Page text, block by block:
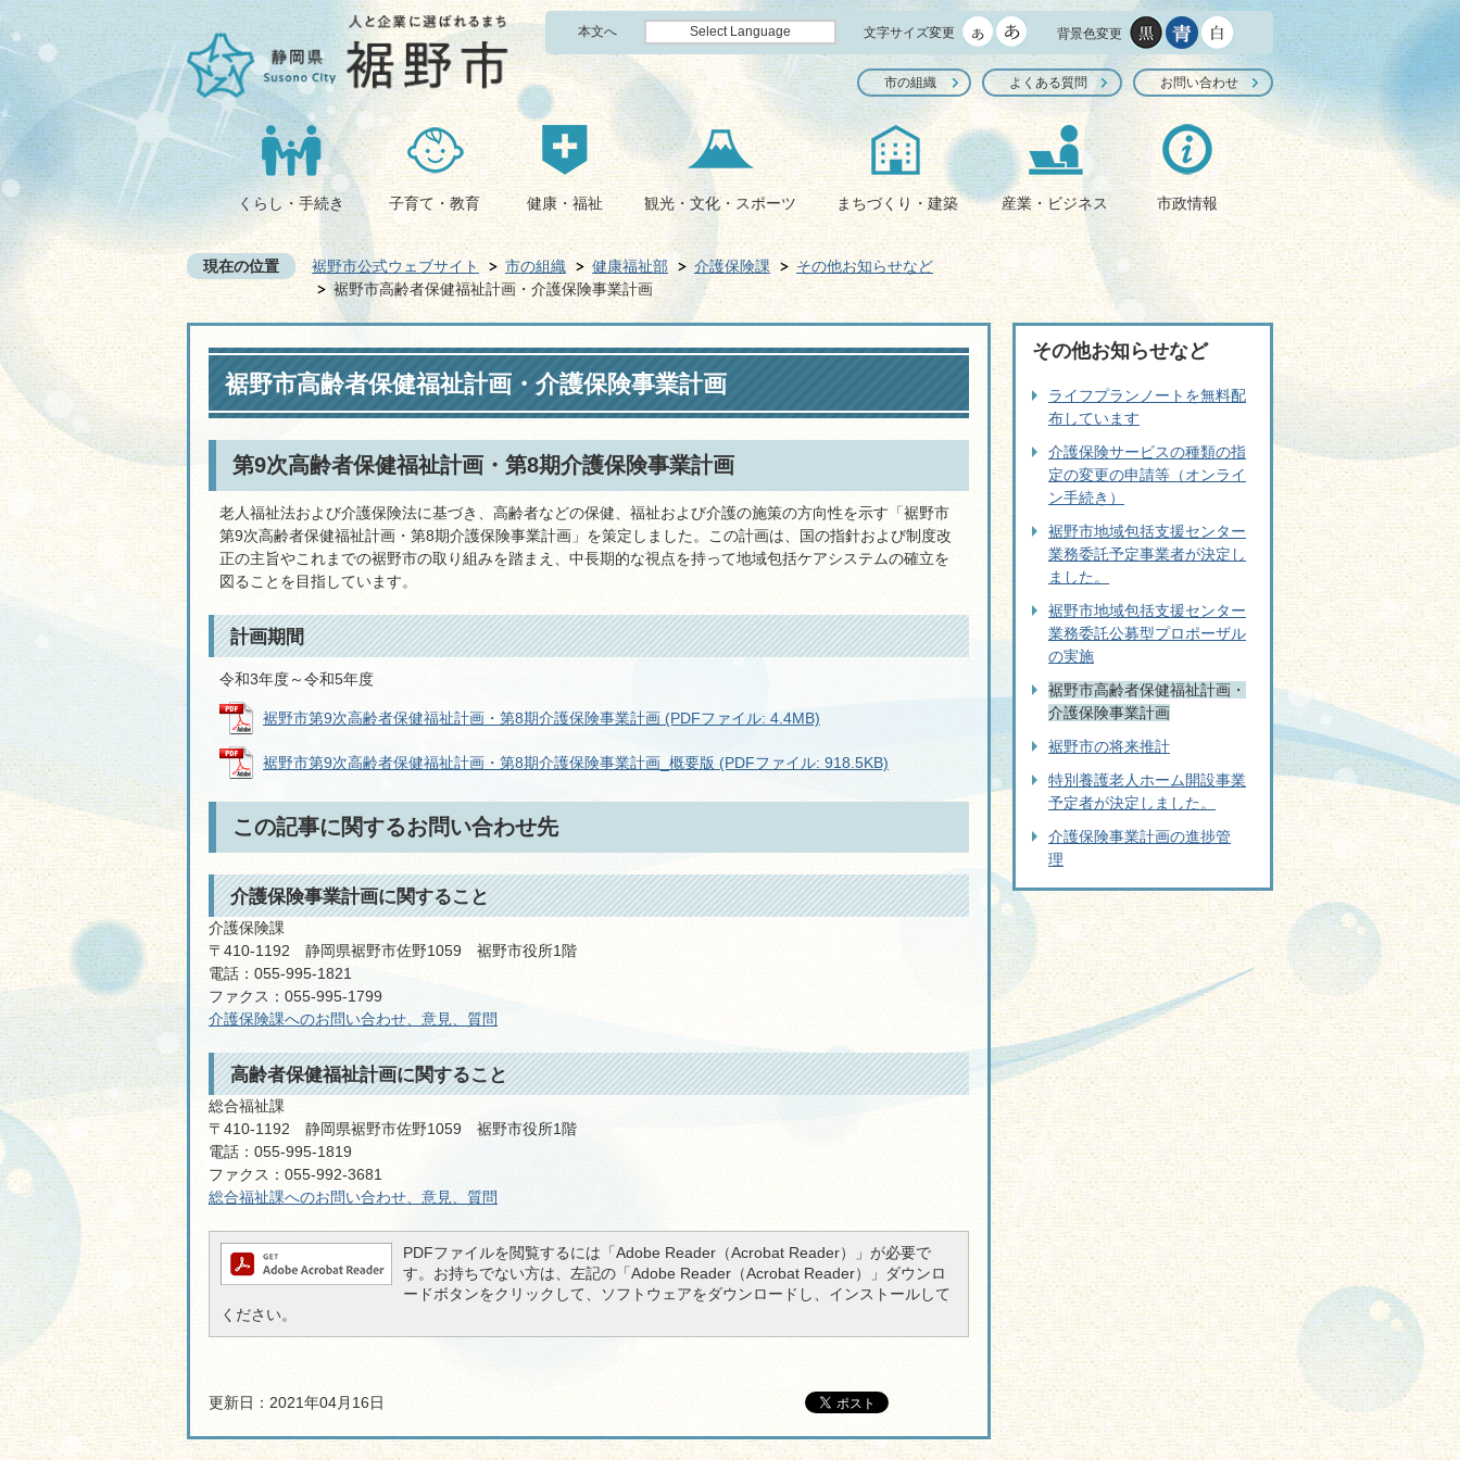
本文へ Select Language 文字サイズ変更 背景色変更
市の組織 よくある質問 お問い合わせ
くらし・手続き 子育て・教育 健康・福祉 観光・文化・スポーツ まちづくり・建築 産業・ビジネス 市政情報
現在の位置 裾野市公式ウェブサイト 市の組織 健康福祉部 介護保険課
その他お知らせなど
裾野市高齢者保健福祉計画・介護保険事業計画
裾野市高齢者保健福祉計画・介護保険事業計画
第9次高齢者保健福祉計画・第8期介護保険事業計画
老人福祉法および介護保険法に基づき、高齢者などの保健、福祉および介護の施策の方向性を示す「裾野市
第9次高齢者保健福祉計画・第8期介護保険事業計画」を策定しました。この計画は、国の指針および制度改
正の主旨やこれまでの裾野市の取り組みを踏まえ、中長期的な視点を持って地域包括ケアシステムの確立を
図ることを目指しています。
計画期間
令和3年度～令和5年度
裾野市第9次高齢者保健福祉計画・第8期介護保険事業計画 (PDFファイル: 4.4MB)
裾野市第9次高齢者保健福祉計画・第8期介護保険事業計画_概要版 (PDFファイル: 918.5KB)
この記事に関するお問い合わせ先
介護保険事業計画に関すること
介護保険課
〒410-1192 静岡県裾野市佐野1059 裾野市役所1階
電話：055-995-1821
ファクス：055-995-1799
介護保険課へのお問い合わせ、意見、質問
高齢者保健福祉計画に関すること
総合福祉課
〒410-1192 静岡県裾野市佐野1059 裾野市役所1階
電話：055-995-1819
ファクス：055-992-3681
総合福祉課へのお問い合わせ、意見、質問
PDFファイルを閲覧するには「Adobe Reader（Acrobat Reader）」が必要で
す。お持ちでない方は、左記の「Adobe Reader（Acrobat Reader）」ダウンロ
ードボタンをクリックして、ソフトウェアをダウンロードし、インストールして
ください。
更新日：2021年04月16日
その他お知らせなど
ライフプランノートを無料配
布しています
介護保険サービスの種類の指
定の変更の申請等（オンライ
ン手続き）
裾野市地域包括支援センター
業務委託予定事業者が決定し
ました。
裾野市地域包括支援センター
業務委託公募型プロポーザル
の実施
裾野市高齢者保健福祉計画・
介護保険事業計画
裾野市の将来推計
特別養護老人ホーム開設事業
予定者が決定しました。
介護保険事業計画の進捗管
理